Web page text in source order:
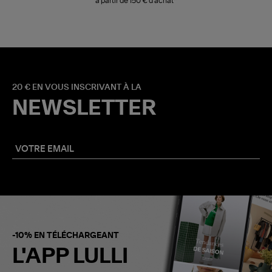
20 € EN VOUS INSCRIVANT À LA
NEWSLETTER
-10% EN TÉLÉCHARGEANT
L'APP LULLI